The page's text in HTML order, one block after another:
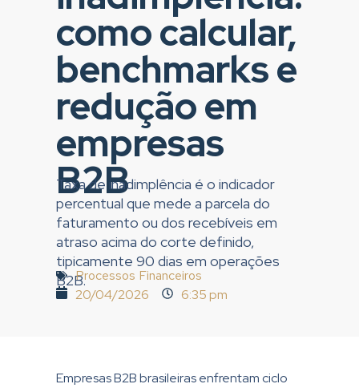
como calcular,
benchmarks e
redução em
empresas
B2B
Taxa de inadimplência é o indicador
percentual que mede a parcela do
faturamento ou dos recebíveis em
atraso acima do corte definido,
tipicamente 90 dias em operações
B2B.Processos Financeiros
20/04/2026
6:35 pm
Empresas B2B brasileiras enfrentam ciclo